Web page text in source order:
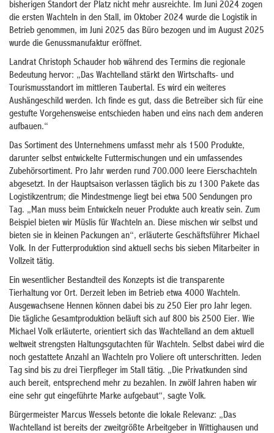
bisherigen Standort der Platz nicht mehr ausreichte. Im Juni 2024 zogen
die ersten Wachteln in den Stall, im Oktober 2024 wurde die Logistik in
Betrieb genommen, im Juni 2025 das Büro bezogen und im August 2025
wurde die Genussmanufaktur eröffnet.
Landrat Christoph Schauder hob während des Termins die regionale
Bedeutung hervor: „Das Wachtelland stärkt den Wirtschafts- und
Tourismusstandort im mittleren Taubertal. Es wird ein weiteres
Aushängeschild werden. Ich finde es gut, dass die Betreiber sich für eine
gestufte Vorgehensweise entschieden haben und eins nach dem anderen
aufbauen.“
Das Sortiment des Unternehmens umfasst mehr als 1500 Produkte,
darunter selbst entwickelte Futtermischungen und ein umfassendes
Zubehörsortiment. Pro Jahr werden rund 700.000 leere Eierschachteln
abgesetzt. In der Hauptsaison verlassen täglich bis zu 1300 Pakete das
Logistikzentrum; die Mindestmenge liegt bei etwa 500 Sendungen pro
Tag. „Man muss beim Entwickeln neuer Produkte auch kreativ sein. Zum
Beispiel bieten wir Müslis für Wachteln an. Diese mischen wir selbst und
bieten sie in kleinen Packungen an“, erläuterte Geschäftsführer Michael
Volk. In der Futterproduktion sind aktuell sechs bis sieben Mitarbeiter in
Vollzeit tätig.
Ein wesentlicher Bestandteil des Konzepts ist die transparente
Tierhaltung vor Ort. Derzeit leben im Betrieb etwa 4000 Wachteln.
Ausgewachsene Hennen können dabei bis zu 250 Eier pro Jahr legen.
Die tägliche Gesamtproduktion beläuft sich auf 800 bis 2500 Eier. Wie
Michael Volk erläuterte, orientiert sich das Wachtelland an dem aktuell
weltweit strengsten Haltungsgutachten für Wachteln. Selbst dabei wird die
noch gestattete Anzahl an Wachteln pro Voliere oft unterschritten. Jeden
Tag sind bis zu drei Tierpfleger im Stall tätig. „Die Privatkunden sind
auch bereit, entsprechend mehr zu bezahlen. In zwölf Jahren haben wir
eine sehr gut eingeführte Marke aufgebaut“, sagte Volk.
Bürgermeister Marcus Wessels betonte die lokale Relevanz: „Das
Wachtelland ist bereits der zweitgrößte Arbeitgeber in Wittighausen und